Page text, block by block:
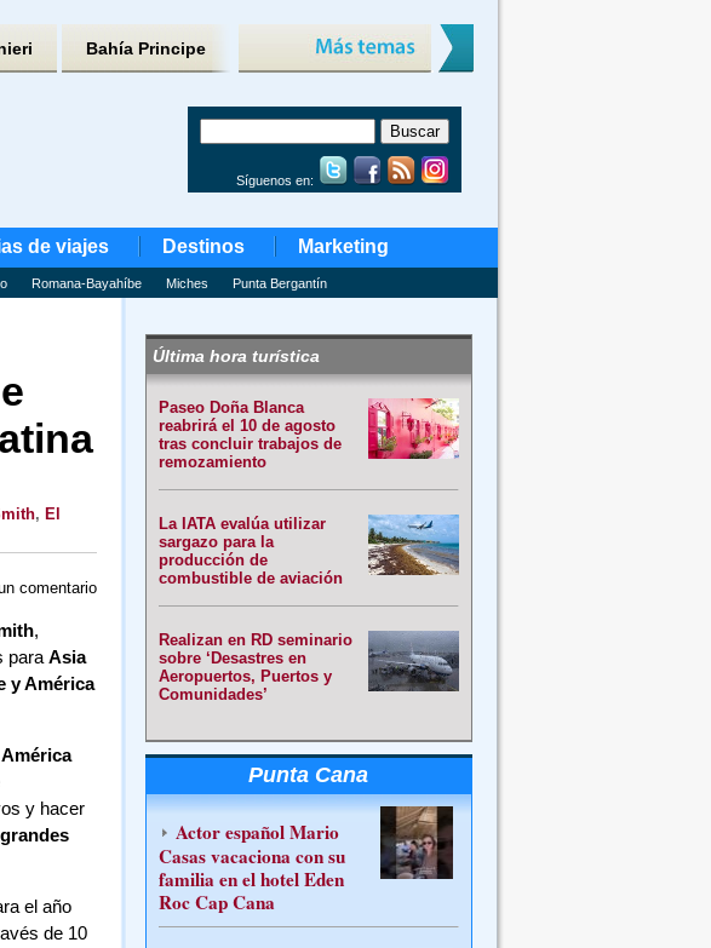
Bahía Principe
Síguenos en:
de viajes Destinos Marketing
Romana-Bayahíbe Miches Punta Bergantín
, El
comentario
,
para Asia
y América
América
y hacer
grandes
el año
de 10
Última hora turística
Paseo Doña Blanca
reabrirá el 10 de agosto
tras concluir trabajos de
remozamiento
La IATA evalúa utilizar
sargazo para la
producción de
combustible de aviación
Realizan en RD seminario
sobre ‘Desastres en
Aeropuertos, Puertos y
Comunidades’
Punta Cana
Actor español Mario
Casas vacaciona con su
familia en el hotel Eden
Roc Cap Cana